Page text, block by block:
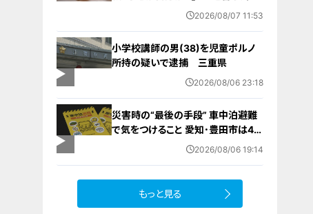
欺”を間一髪で防ぐ 被害者が語る事
2026/08/07 11:53
小学校講師の男(38)を児童ポルノ
所持の疑いで逮捕 三重県
2026/08/06 23:18
災害時の“最後の手段” 車中泊避難
で気をつけること 愛知･豊田市は4年
前からマニュアル作成 最悪の場合2026/08/06 19:14
もっと見る